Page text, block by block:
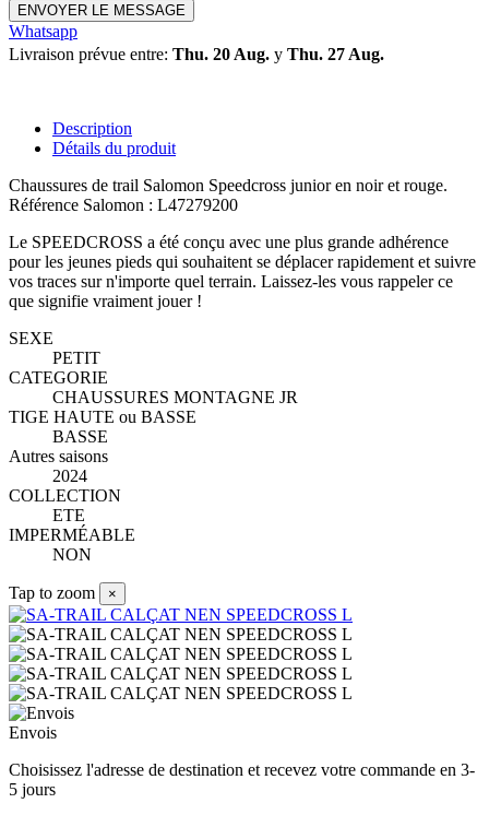
ENVOYER LE MESSAGE
Whatsapp
Livraison prévue entre: Thu. 20 Aug. y Thu. 27 Aug.
Description
Détails du produit
Chaussures de trail Salomon Speedcross junior en noir et rouge.
Référence Salomon : L47279200
Le SPEEDCROSS a été conçu avec une plus grande adhérence
pour les jeunes pieds qui souhaitent se déplacer rapidement et suivre
vos traces sur n'importe quel terrain. Laissez-les vous rappeler ce
que signifie vraiment jouer !
SEXE
PETIT
CATEGORIE
CHAUSSURES MONTAGNE JR
TIGE HAUTE ou BASSE
BASSE
Autres saisons
2024
COLLECTION
ETE
IMPERMÉABLE
NON
Tap to zoom ×
Envois
Choisissez l'adresse de destination et recevez votre commande en 3-
5 jours